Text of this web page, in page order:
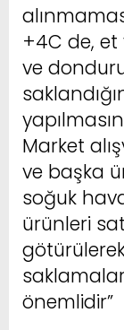
+4C de, et
ve
Market
ve başka
soğuk
ürünleri
önemlidir”